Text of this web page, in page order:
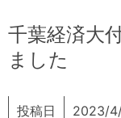
千葉経済大
ました
投稿日
2023/